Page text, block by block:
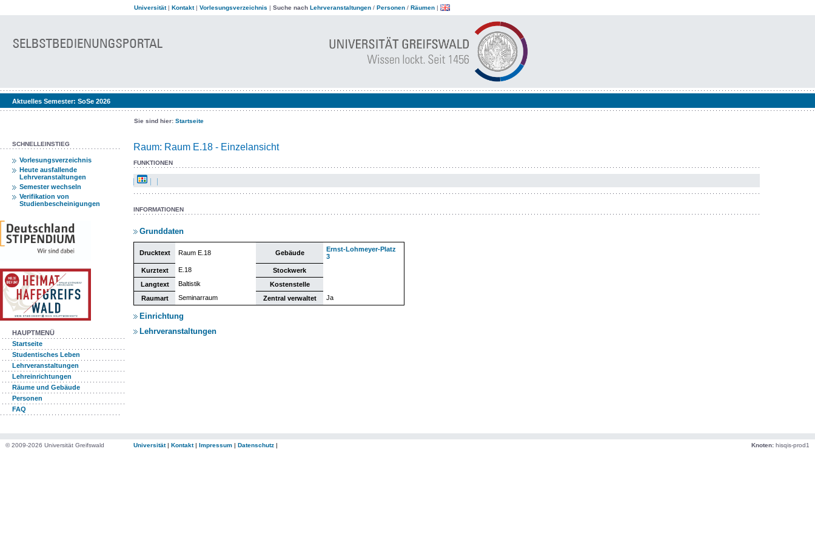
Universität| Kontakt| Vorlesungsverzeichnis | Suche nach Lehrveranstaltungen / Personen / Räumen |
Aktuelles Semester: SoSe 2026
Sie sind hier: Startseite
SCHNELLEINSTIEG
Vorlesungsverzeichnis
Heute ausfallende
Lehrveranstaltungen
Semester wechseln
Verifikation von
Studienbescheinigungen
HAUPTMENÜ
Startseite
Studentisches Leben
Lehrveranstaltungen
Lehreinrichtungen
Räume und Gebäude
Personen
FAQ
Raum: Raum E.18 - Einzelansicht
FUNKTIONEN
INFORMATIONEN
Grunddaten
Drucktext Raum E.18 Gebäude
Ernst-Lohmeyer-Platz
3
Kurztext
E.18
Stockwerk
Langtext
Baltistik
Kostenstelle
Raumart
Seminarraum Zentral verwaltet Ja
Einrichtung
Lehrveranstaltungen
© 2009-2026 Universität Greifswald Universität| Kontakt| Impressum | Datenschutz | Knoten: hisqis-prod1